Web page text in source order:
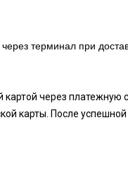
терминал при
картой через
карты. После